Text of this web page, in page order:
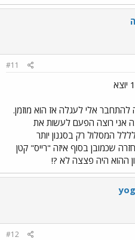
#11
להתחבר אלי לעגלה אז הוא מוזמן.
אני רוצה הפעם לעשות את
המסלול רק בסגנון יותר
שכמובן בסוף איזה "רייס" קטן
ההוא היה פצצה לא ?!
#12